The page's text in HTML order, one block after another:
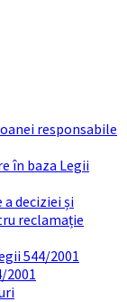
responsabile
în baza Legii
deciziei și
reclamație
544/2001
2001